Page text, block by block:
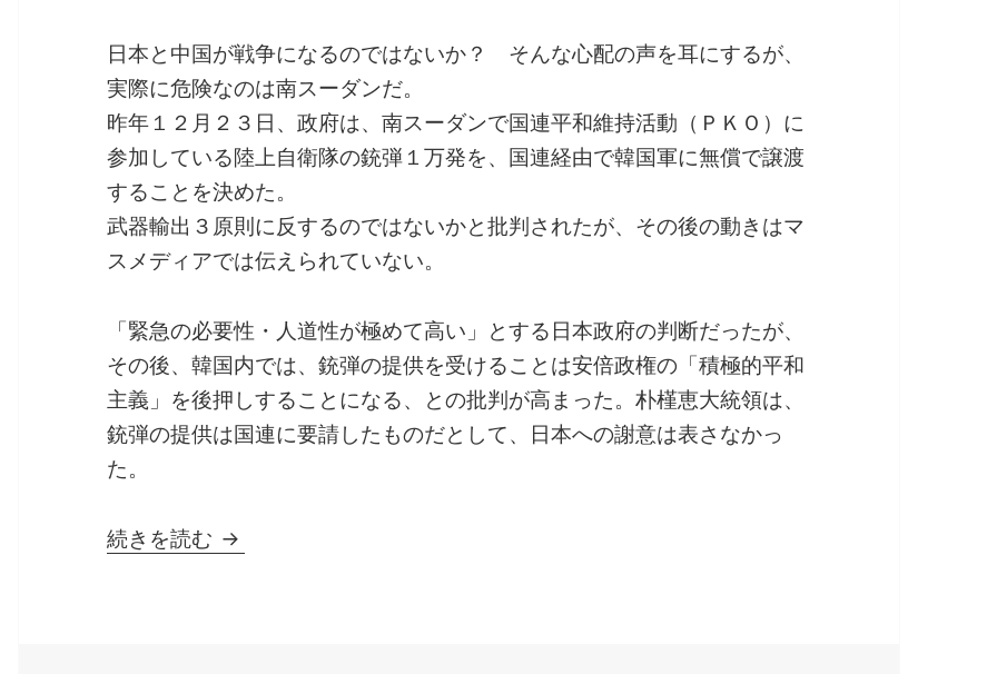
日本と中国が戦争になるのではないか？ そんな心配の声を耳にするが、
実際に危険なのは南スーダンだ。
昨年１２月２３日、政府は、南スーダンで国連平和維持活動（ＰＫＯ）に
参加している陸上自衛隊の銃弾１万発を、国連経由で韓国軍に無償で譲渡
することを決めた。
武器輸出３原則に反するのではないかと批判されたが、その後の動きはマ
スメディアでは伝えられていない。
「緊急の必要性・人道性が極めて高い」とする日本政府の判断だったが、
その後、韓国内では、銃弾の提供を受けることは安倍政権の「積極的平和
主義」を後押しすることになる、との批判が高まった。朴槿恵大統領は、
銃弾の提供は国連に要請したものだとして、日本への謝意は表さなかっ
た。
続きを読む なぜ議論されない？ 日本が戦争に突入しかねない南スーダン情勢